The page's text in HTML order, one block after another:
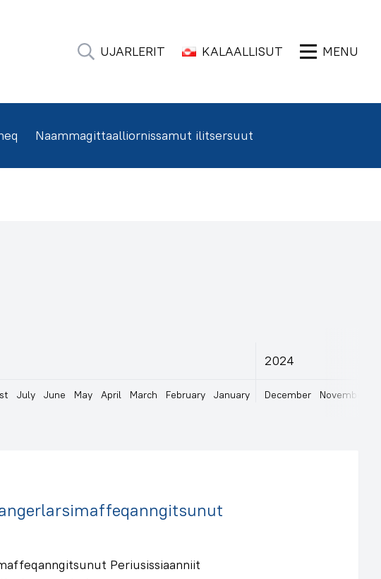
UJARLERIT KALAALLISUT MENU
Naammagittaalliornissamut ilitsersuut
July June May April March February January
2024
December November
Periusissiaanniit